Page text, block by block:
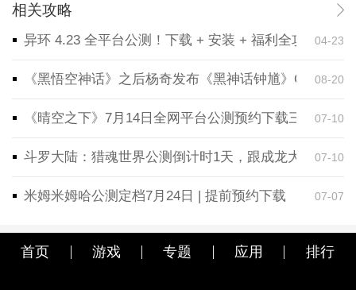
相关攻略
异环 4.23 全平台公测！下载 + 安装 + 福利全攻略，一
04-23
《黑悟空神话》之后杨奇发布《黑神话钟馗》CG！预
08-20
《晴空之下》7月14日全网平台公测预约下载三端同步
07-10
斗罗大陆：猎魂世界公测倒计时1天，跟成龙大哥一起
07-10
米姆米姆哈公测定档7月24日 | 提前预约下载 07-07
首页 游戏 专题 应用 排行